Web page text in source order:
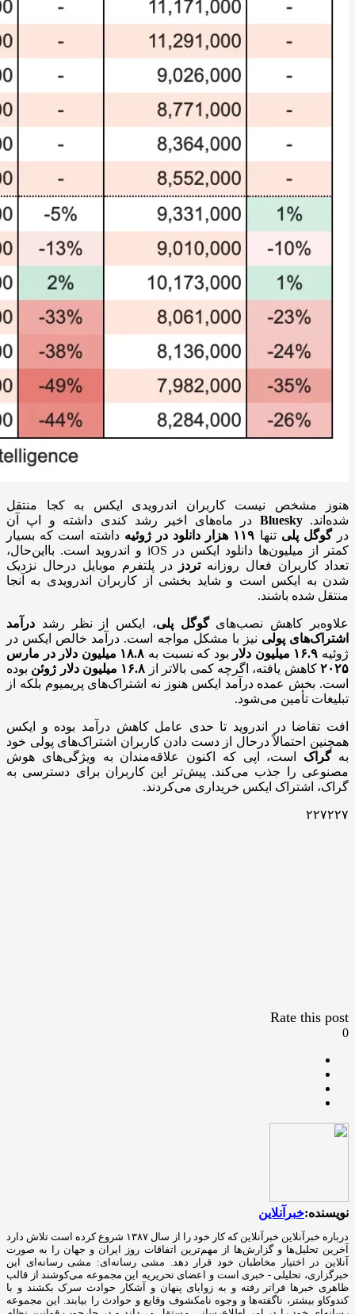
هنوز مشخص نیست کاربران اندرویدی ایکس به کجا منتقل
شده‌اند.Bluesky در ماه‌های اخیر رشد کندی داشته و اپ آن
درگوگل پلی تنها ۱۱۹ هزار دانلود در ژوئیه
داشته است که بسیار
کمتر از میلیون‌ها دانلود ایکس در iOS و اندروید است. بااین‌حال،
تعداد کاربران فعال روزانهتردز
در پلتفرم موبایل درحال نزدیک
شدن به ایکس است و شاید بخشی از کاربران اندرویدی به آنجا
منتقل شده باشند.
علاوه‌بر کاهش نصب‌هایگوگل پلی، ایکس از نظر رشد درآمد
اشتراک‌های پولی نیز با مشکل مواجه است. درآمد خالص ایکس در
ژوئیه ۱۶.۹ میلیون دلار بود که نسبت به
۱۸.۸ میلیون دلار در مارس
۲۰۲۵کاهش یافته، اگرچه کمی بالاتر از ۱۶.۸ میلیون دلار ژوئن
بوده
است. بخش عمده درآمد ایکس هنوز نه اشتراک‌های پریمیوم بلکه از
تبلیغات تأمین می‌شود.
افت تقاضا در اندروید تا حدی عامل کاهش درآمد بوده و ایکس
همچنین احتمالاً درحال از دست دادن کاربران اشتراک‌های پولی خود
بهگراک است، اپی که اکنون علاقه‌مندان به ویژگی‌های هوش
مصنوعی را جذب می‌کند. پیش‌تر این کاربران برای دسترسی به
گراک، اشتراک ایکس خریداری می‌کردند.
۲۲۷۲۲۷
Rate this post
0
نویسنده:خبرآنلاین
درباره خبرآنلاین خبرآنلاین که کار خود را از سال ۱۳۸۷ شروع کرده است تلاش دارد
آخرین تحلیل‌ها و گزارش‌ها از مهم‌ترین اتفاقات روز ایران و جهان را به صورت
آنلاین در اختیار مخاطبان خود قرار دهد. مشی رسانه‌ای: مشی رسانه‌ای این
خبرگزاری، تحلیلی - خبری است و اعضای تحریریه این مجموعه می‌کوشند از قالب
ظاهری خبرها فراتر رفته و به زوایای پنهان و آشکار حوادث سرک بکشند و با
کندوکاو بیشتر، ناگفته‌ها و وجوه نامکشوف وقایع و حوادث را بیابند. این مجموعه